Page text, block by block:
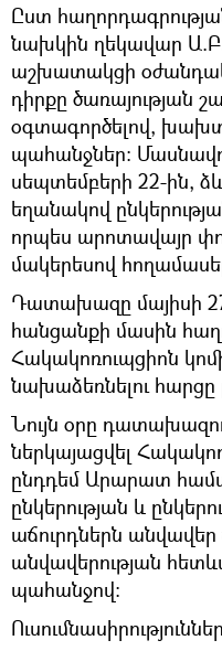
Ըստ
նախկին ղեկավար
աշխատակցի
դիրքը ծառայության
օգտագործելով,
պահանջներ:
սեպտեմբերի 22-ին,
եղանակով
որպես արոտավայր
մակերեսով
Դատախազը մայիսի
հանցանքի մասին
Հակակոռուպցիոն
նախաձեռնելու հարցը
Նույն օրը
ներկայացվել
ընդդեմ Արարատ
ընկերության և
աճուրդներն անվավեր
անվավերության
պահանջով։